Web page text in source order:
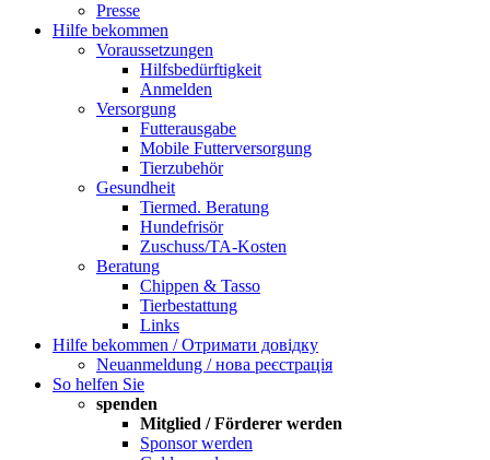
Presse
Hilfe bekommen
Voraussetzungen
Hilfsbedürftigkeit
Anmelden
Versorgung
Futterausgabe
Mobile Futterversorgung
Tierzubehör
Gesundheit
Tiermed. Beratung
Hundefrisör
Zuschuss/TA-Kosten
Beratung
Chippen & Tasso
Tierbestattung
Links
Hilfe bekommen / Отримати довідку
Neuanmeldung / нова реєстрація
So helfen Sie
spenden
Mitglied / Förderer werden
Sponsor werden